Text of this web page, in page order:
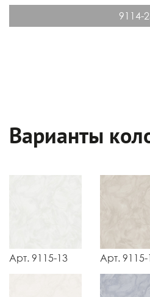
9114-
Варианты
Арт. 9115-13 Арт. 9115-